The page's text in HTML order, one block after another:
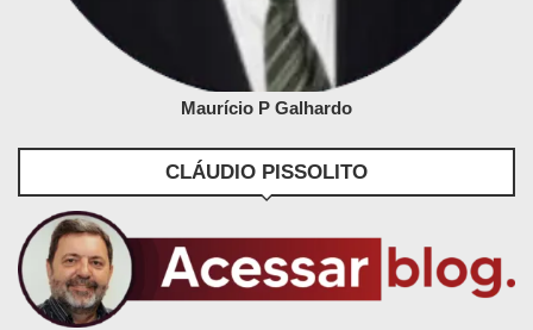
Maurício P Galhardo
CLÁUDIO PISSOLITO